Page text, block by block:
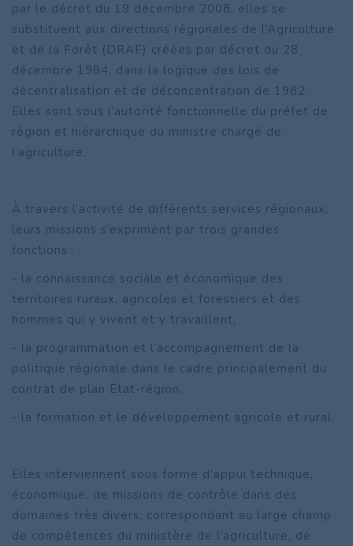
par le décret du 19 décembre 2008, elles se
substituent aux directions régionales de l’Agriculture
et de la Forêt (DRAF) créées par décret du 28
décembre 1984, dans la logique des lois de
décentralisation et de déconcentration de 1982.
Elles sont sous l’autorité fonctionnelle du préfet de
région et hiérarchique du ministre chargé de
l’agriculture.
À travers l’activité de différents services régionaux,
leurs missions s’expriment par trois grandes
fonctions :
- la connaissance sociale et économique des
territoires ruraux, agricoles et forestiers et des
hommes qui y vivent et y travaillent,
- la programmation et l’accompagnement de la
politique régionale dans le cadre principalement du
contrat de plan État-région,
- la formation et le développement agricole et rural.
Elles interviennent sous forme d’appui technique,
économique, de missions de contrôle dans des
domaines très divers, correspondant au large champ
de compétences du ministère de l’agriculture, de